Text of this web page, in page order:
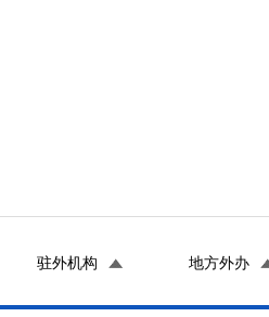
驻外机构 地方外办